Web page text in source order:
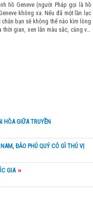
NHẤT NGÀY 30/3)
6 NGÀY 5 ĐÊM)
hồ Geneve (người Pháp gọi là hồ
không xa. Nếu đã một lần lạc
bạn sẽ không thể nào kìm lòng
gian, xen lẫn màu sắc, cùng với
HÒA GIỮA TRUYỀN
ĐẢO PHÚ QUÝ CÓ GÌ THÚ VỊ
GIA